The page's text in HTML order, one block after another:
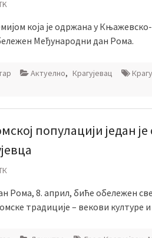
која је одржана у
Међународни дан Рома.
Актуелно, Крагујевац
популацији један
Рома, 8. април, биће обележен
традиције – векови културе и